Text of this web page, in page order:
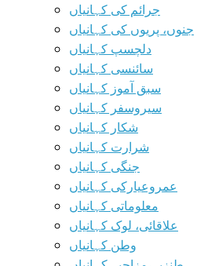
جرائم کی کہانیاں
جنوں، پریوں کی کہانیاں
دلچسپ کہانیاں
سائنسی کہانیاں
سبق آموز کہانیاں
سیروسفر کہانیاں
شکار کہانیاں
شرارت کہانیاں
جنگی کہانیاں
عمروعیارکی کہانیاں
معلوماتی کہانیاں
علاقائی، لوک کہانیاں
وطن کہانیاں